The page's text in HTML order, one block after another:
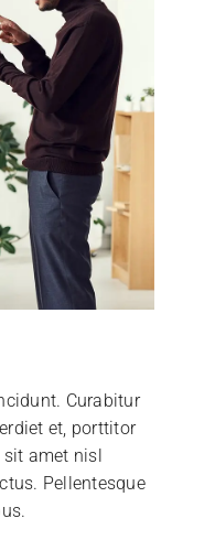
Curabitur
et, porttitor
amet nisl
Pellentesque